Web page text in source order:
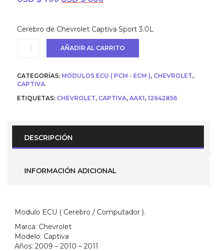
era:
USD
$ 700.
es:
USD
$ 600.
Cerebro de Chevrolet Captiva Sport 3.0L
/
Computador
para
Parte
cantidad
AÑADIR AL CARRITO
CATEGORÍAS: MÓDULOS ECU ( PCM - ECM ), CHEVROLET,
CAPTIVA
ETIQUETAS: CHEVROLET, CAPTIVA, AAX1, 12642856
DESCRIPCIÓN
INFORMACIÓN ADICIONAL
Modulo ECU ( Cerebro / Computador ).
Marca: Chevrolet
Modelo: Captiva
Años: 2009 – 2010 – 2011